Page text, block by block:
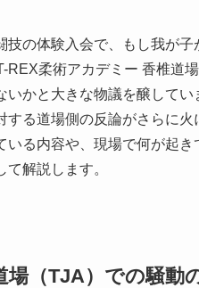
の体験入会で、もし我が
柔術アカデミー 香椎道
いかと大きな物議を醸して
る道場側の反論がさらに火
いる内容や、現場で何が起
解説します。
場（TJA）での騒動